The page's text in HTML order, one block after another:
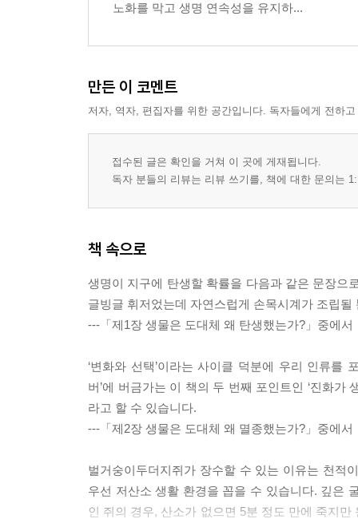
노화를 막고 생명 연속성을 유지하...
만든 이 코멘트
저자, 역자, 편집자를 위한 공간입니다. 독자들에게 전하
접수된 글은 확인을 거쳐 이 곳에 게재됩니다.
독자 분들의 리뷰는 리뷰 쓰기를, 책에 대한 문의는
책 속으로
생명이 지구에 탄생할 확률을 다음과 같은 문장으
글빙글 휘저었는데 자연스럽게 손목시계가 조립
---「제1장 생물은 도대체 왜 탄생했는가?」중에서
‘변화와 선택’이라는 사이클 덕분에 우리 인류를
버’에 버금가는 이 책의 두 번째 포인트인 ‘진화가
라고 할 수 있습니다.
---「제2장 생물은 도대체 왜 멸종했는가?」중에서
벌거숭이두더지쥐가 장수할 수 있는 이유는 천적
우선 저산소 생활 환경을 꼽을 수 있습니다. 깊은
인 쥐의 경우, 산소가 없으면 5분 정도 만에 죽지